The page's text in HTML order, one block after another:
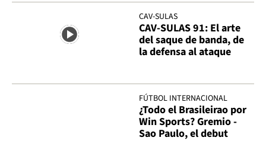
CAV-SULAS
CAV-SULAS 91: El arte
del saque de banda, de
la defensa al ataque
FÚTBOL INTERNACIONAL
¿Todo el Brasileirao por
Win Sports? Gremio -
Sao Paulo, el debut